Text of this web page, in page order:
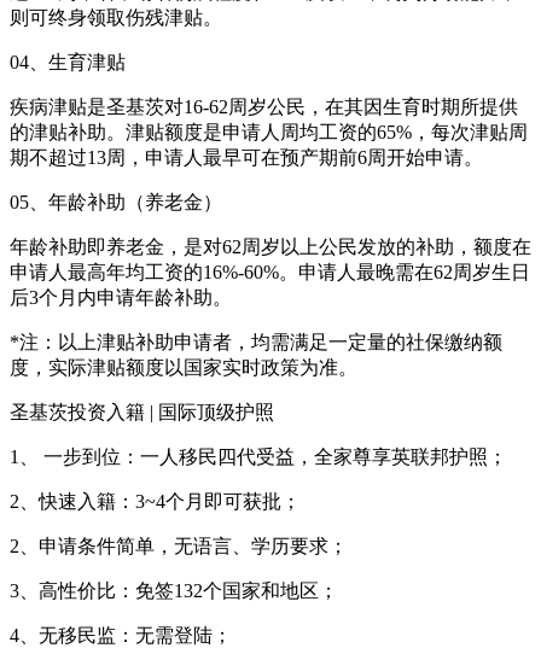
则可终身领取伤残津贴。
04、生育津贴
疾病津贴是圣基茨对16-62周岁公民，在其因生育时期所提供
的津贴补助。津贴额度是申请人周均工资的65%，每次津贴周
期不超过13周，申请人最早可在预产期前6周开始申请。
05、年龄补助（养老金）
年龄补助即养老金，是对62周岁以上公民发放的补助，额度在
申请人最高年均工资的16%-60%。申请人最晚需在62周岁生日
后3个月内申请年龄补助。
*注：以上津贴补助申请者，均需满足一定量的社保缴纳额
度，实际津贴额度以国家实时政策为准。
圣基茨投资入籍 | 国际顶级护照
1、 一步到位：一人移民四代受益，全家尊享英联邦护照；
2、快速入籍：3~4个月即可获批；
2、申请条件简单，无语言、学历要求；
3、高性价比：免签132个国家和地区；
4、无移民监：无需登陆；